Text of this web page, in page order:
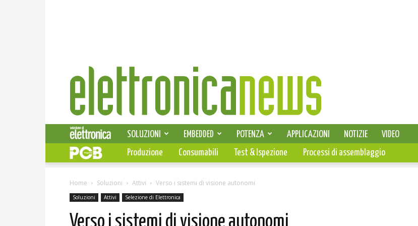
Elettronica
News
SELEZIONE DI ELETTRONICA
SOLUZIONI EMBEDDED POTENZA APPLICAZIONI NOTIZIE
VIDEO
PCB
Produzione Consumabili Test & Ispezione Processi di assemblaggio
Home Soluzioni Attivi Verso i sistemi di visione autonomi
Soluzioni Attivi Selezione di Elettronica
Verso i sistemi di visione autonomi